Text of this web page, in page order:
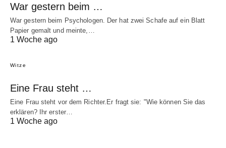
War gestern beim …
War gestern beim Psychologen. Der hat zwei Schafe auf ein Blatt
Papier gemalt und meinte,…
1 Woche ago
Witze
Eine Frau steht …
Eine Frau steht vor dem Richter.Er fragt sie: "Wie können Sie das
erklären? Ihr erster…
1 Woche ago